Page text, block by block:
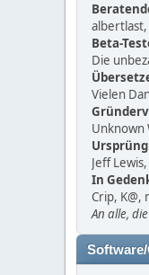
Beta-
Die
Vielen
Unknown
Jeff
In
Crip, K@,
An alle,